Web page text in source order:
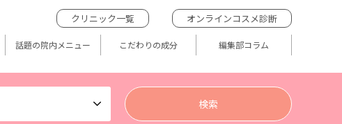
クリニック一覧 オンラインコスメ診断
話題の院内メニュー こだわりの成分 編集部コラム